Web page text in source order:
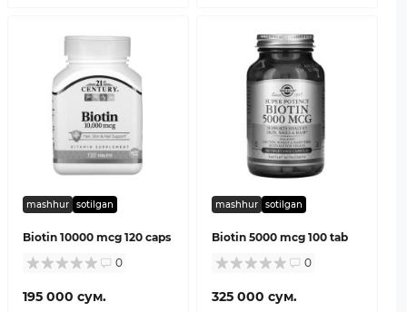
mashhur sotilgan
Biotin 10000 mcg 120 caps
0
195 000 сум.
mashhur sotilgan
Biotin 5000 mcg 100 tab
0
325 000 сум.